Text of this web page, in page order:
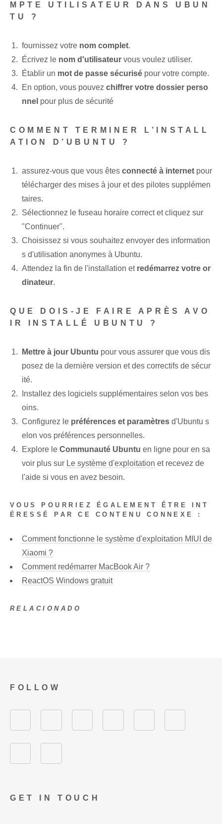
MPTE UTILISATEUR DANS UBUN
TU ?
fournissez votre nom complet.
Écrivez le nom d'utilisateur vous voulez utiliser.
Établir un mot de passe sécurisé pour votre compte.
En option, vous pouvez chiffrer votre dossier perso
nnel pour plus de sécurité
COMMENT TERMINER L’INSTALL
ATION D’UBUNTU ?
assurez-vous que vous êtes connecté à internet pour
télécharger des mises à jour et des pilotes supplémen
taires.
Sélectionnez le fuseau horaire correct et cliquez sur
"Continuer".
Choisissez si vous souhaitez envoyer des information
s d'utilisation anonymes à Ubuntu.
Attendez la fin de l'installation et redémarrez votre or
dinateur.
QUE DOIS-JE FAIRE APRÈS AVO
IR INSTALLÉ UBUNTU ?
Mettre à jour Ubuntu pour vous assurer que vous dis
posez de la dernière version et des correctifs de sécur
ité.
Installez des logiciels supplémentaires selon vos bes
oins.
Configurez le préférences et paramètres d'Ubuntu s
elon vos préférences personnelles.
Explore le Communauté Ubuntu en ligne pour en sa
voir plus sur Le système d'exploitation et recevez de
l'aide si vous en avez besoin.
VOUS POURRIEZ ÉGALEMENT ÊTRE INT
ÉRESSÉ PAR CE CONTENU CONNEXE :
Comment fonctionne le système d'exploitation MIUI de
Xiaomi ?
Comment redémarrer MacBook Air ?
ReactOS Windows gratuit
RELACIONADO
GET IN TOUCH
FOLLOW